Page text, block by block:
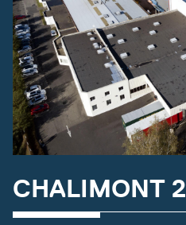
CHALIMONT 2